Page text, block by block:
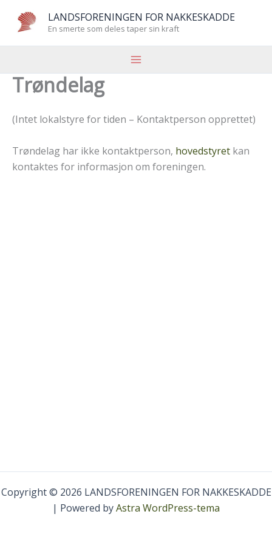
LANDSFORENINGEN FOR NAKKESKADDE
En smerte som deles taper sin kraft
Trøndelag
(Intet lokalstyre for tiden – Kontaktperson opprettet)
Trøndelag har ikke kontaktperson, hovedstyret kan
kontaktes for informasjon om foreningen.
Copyright © 2026 LANDSFORENINGEN FOR NAKKESKADDE
| Powered byAstra WordPress-tema